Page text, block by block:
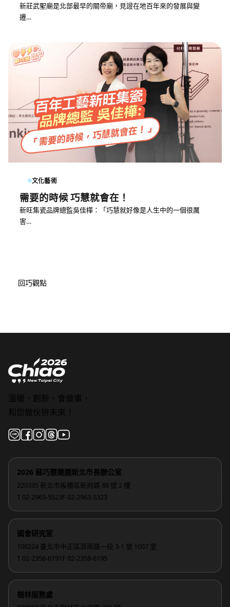
新莊武聖廟是北部最早的關帝廟，見證在地百年來的發展與變
遷…
文化藝術
需要的時候 巧慧就會在！
新旺集瓷品牌總監吳佳樺：「巧慧就好像是人生中的一個很厲
害…
回巧觀點
溫暖、創新、會做事，
和您做伙拚未來！
2026 蘇巧慧競選新北市長辦公室
220335 新北市板橋區新府路 88 號 2 樓
T 02-2963-5523F 02-2963-5323
國會研究室
100224 臺北市中正區濟南路一段 3-1 號 1007 室
T 02-2358-6191 F 02-2358-6195
樹林服務處